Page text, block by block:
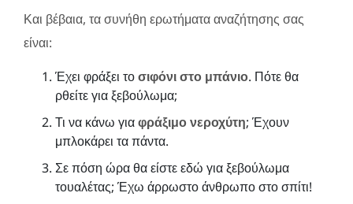
Και βέβαια, τα συνήθη ερωτήματα αναζήτησης σας
είναι:
Έχει φράξει τοσιφόνι στο μπάνιο. Πότε θα
ρθείτε για ξεβούλωμα;
Τι να κάνω γιαφράξιμο νεροχύτη; Έχουν
μπλοκάρει τα πάντα.
Σε πόση ώρα θα είστε εδώ για ξεβούλωμα
τουαλέτας; Έχω άρρωστο άνθρωπο στο σπίτι!